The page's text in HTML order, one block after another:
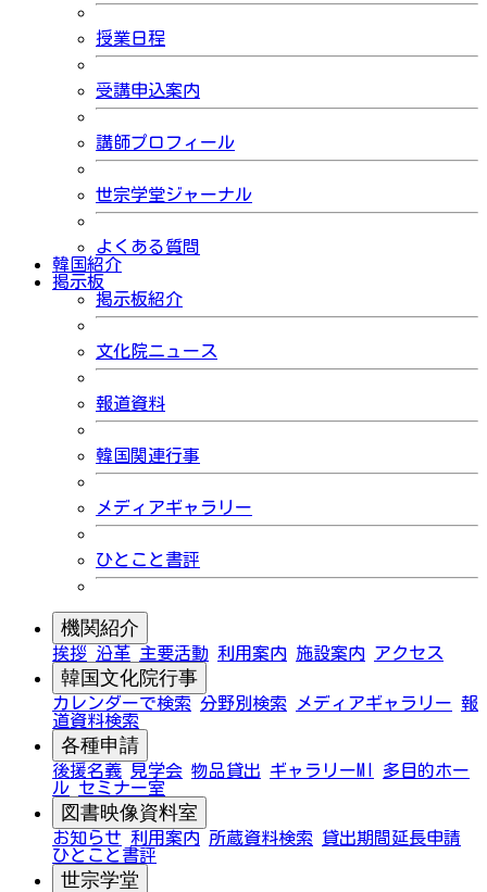
授業日程
受講申込案内
講師プロフィール
世宗学堂ジャーナル
よくある質問
韓国紹介
掲示板
掲示板紹介
文化院ニュース
報道資料
韓国関連行事
メディアギャラリー
ひとこと書評
機関紹介
挨拶 沿革 主要活動 利用案内 施設案内 アクセス
韓国文化院行事
カレンダーで検索 分野別検索 メディアギャラリー 報
道資料検索
各種申請
後援名義 見学会 物品貸出 ギャラリーMI
多目的ホー
ル セミナー室
図書映像資料室
お知らせ 利用案内 所蔵資料検索
貸出期間延長申請
ひとこと書評
世宗学堂